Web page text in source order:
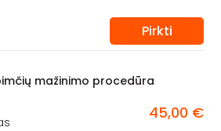
Pirkti
mažinimo procedūra
45,00 €